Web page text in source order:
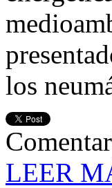
los
LEER